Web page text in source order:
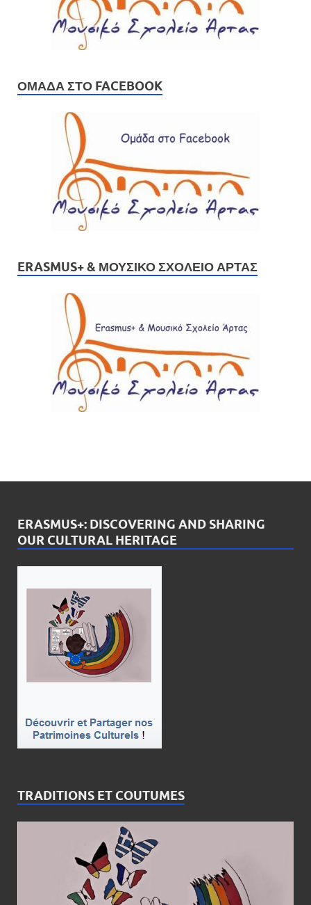
ΟΜΆΔΑ ΣΤΟ FACEBOOK
ERASMUS+ & ΜΟΥΣΙΚΌ ΣΧΟΛΕΊΟ ΆΡΤΑΣ
ERASMUS+: DISCOVERING AND SHARING
OUR CULTURAL HERITAGE
TRADITIONS ET COUTUMES